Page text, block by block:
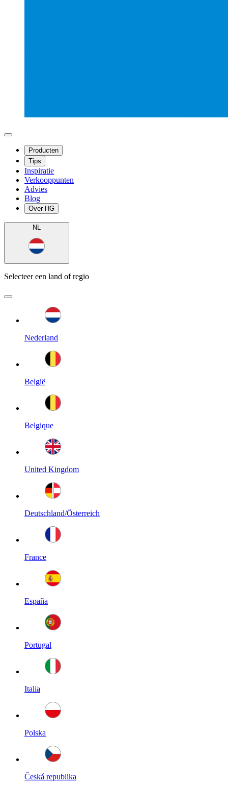
Producten
Tips
Inspiratie
Verkooppunten
Advies
Blog
Over HG
NL
Selecteer een land of regio
Nederland
België
Belgique
United Kingdom
Deutschland/Österreich
France
España
Portugal
Italia
Polska
Česká republika